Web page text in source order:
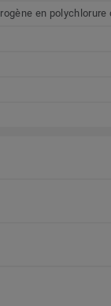
en polychlorure